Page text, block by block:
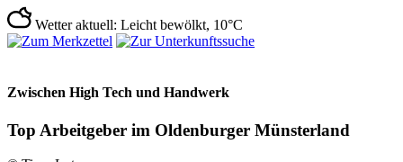
Wetter aktuell: Leicht bewölkt, 10°C
Zwischen High Tech und Handwerk
Top Arbeitgeber im Oldenburger Münsterland